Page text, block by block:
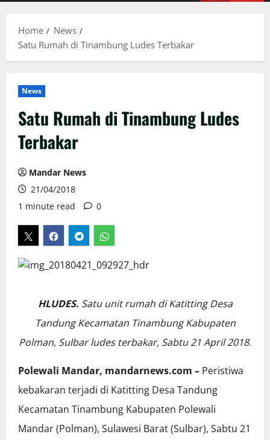
Home
News
Satu Rumah di Tinambung Ludes Terbakar
News
Satu Rumah di Tinambung Ludes
Terbakar
Mandar News
21/04/2018
1 minute read
0
HLUDES. Satu unit rumah di Katitting Desa
Tandung Kecamatan Tinambung Kabupaten
Polman, Sulbar ludes terbakar, Sabtu 21 April 2018.
Polewali Mandar, mandarnews.com – Peristiwa
kebakaran terjadi di Katitting Desa Tandung
Kecamatan Tinambung Kabupaten Polewali
Mandar (Polman), Sulawesi Barat (Sulbar), Sabtu 21